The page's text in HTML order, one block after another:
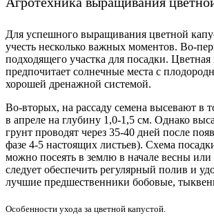
Для успешного выращивания цветной
учесть несколько важных моментов. Во-
подходящего участка для посадки. Цветная
предпочитает солнечные места с
хорошей дренажной системой.
Во-вторых, на рассаду семена высевают в
в апреле на глубину 1,0-1,5 см. Однако
грунт проводят через 35-40 дней после
фазе 4-5 настоящих листьев). Схема
можно посеять в землю в начале весны
следует обеспечить регулярный полив и
лучшие предшественники бобовые,
Особенности ухода за цветной капустой.